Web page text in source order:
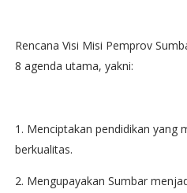
Rencana Visi Misi Pemprov
8 agenda utama, yakni:
1. Menciptakan pendidikan yang
berkualitas.
2. Mengupayakan Sumbar